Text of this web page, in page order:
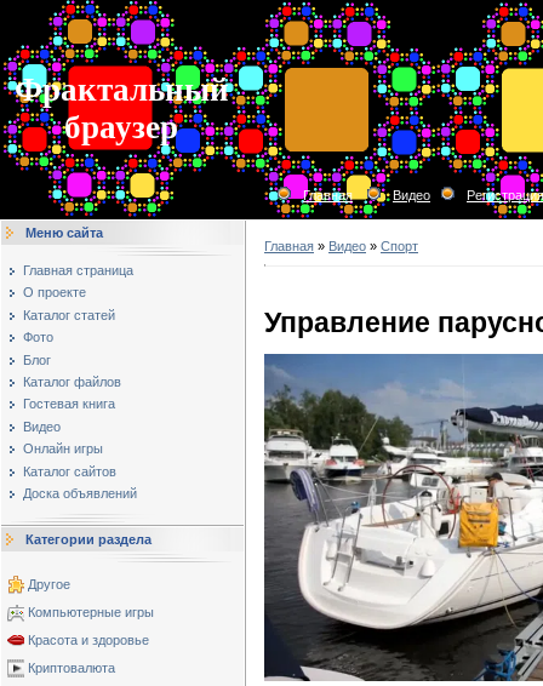
Фрактальный
браузер
Главная Видео Регистрация
Меню сайта
Главная страница
О проекте
Каталог статей
Фото
Блог
Каталог файлов
Гостевая книга
Видео
Онлайн игры
Каталог сайтов
Доска объявлений
Категории раздела
Другое
Компьютерные игры
Красота и здоровье
Криптовалюта
Главная » Видео » Спорт
Управление